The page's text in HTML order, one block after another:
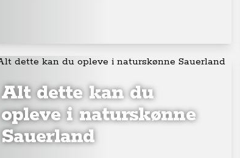
Alt dette kan du
opleve i naturskønne
Sauerland